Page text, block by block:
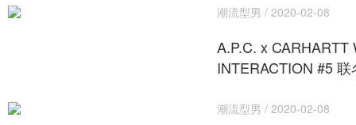
潮流型男 / 2020-02-08
A.P.C. x CARHARTT
INTERACTION #5
潮流型男 / 2020-02-08